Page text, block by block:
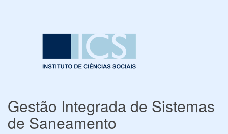
Gestão Integrada de Sistemas
de Saneamento